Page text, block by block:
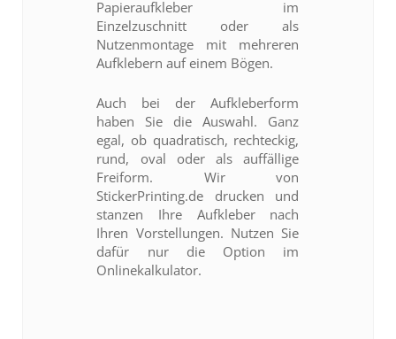
Papieraufkleber im
Einzelzuschnitt oder als
Nutzenmontage mit mehreren
Aufklebern auf einem Bögen.
Auch bei der Aufkleberform
haben Sie die Auswahl. Ganz
egal, ob quadratisch, rechteckig,
rund, oval oder als auffällige
Freiform. Wir von
StickerPrinting.de drucken und
stanzen Ihre Aufkleber nach
Ihren Vorstellungen. Nutzen Sie
dafür nur die Option im
Onlinekalkulator.